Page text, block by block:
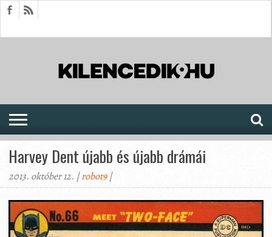
Harvey Dent újabb és újabb drámái
2013. október 12. |robot9|